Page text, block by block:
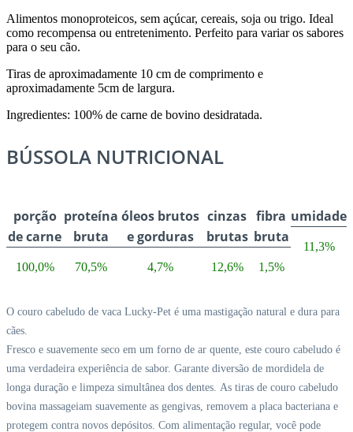
Alimentos monoproteicos, sem açúcar, cereais, soja ou trigo. Ideal
como recompensa ou entretenimento. Perfeito para variar os sabores
para o seu cão.
Tiras de aproximadamente 10 cm de comprimento e
aproximadamente 5cm de largura.
Ingredientes: 100% de carne de bovino desidratada.
BÚSSOLA NUTRICIONAL
porção
de carne
100,0%
proteína
bruta
70,5%
óleos brutos
e gorduras
4,7%
cinzas
brutas
12,6%
fibra
bruta
1,5%
umidade
11,3%
O couro cabeludo de vaca Lucky-Pet é uma mastigação natural e dura para
cães.
Fresco e suavemente seco em um forno de ar quente, este couro cabeludo é
uma verdadeira experiência de sabor. Garante diversão de mordidela de
longa duração e limpeza simultânea dos dentes. As tiras de couro cabeludo
bovina massageiam suavemente as gengivas, removem a placa bacteriana e
protegem contra novos depósitos. Com alimentação regular, você pode